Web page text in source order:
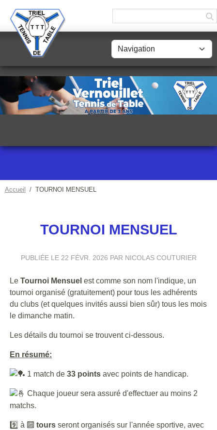
Accueil TOURNOI MENSUEL
TOURNOI MENSUEL
PUBLIÉE LE 22 FÉVR. 2026 PAR NICOLAS COUTURIER
Le Tournoi Mensuel est comme son nom l'indique, un
tournoi organisé (gratuitement) pour tous les adhérents
du clubs (et quelques invités aussi bien sûr) tous les mois
le dimanche matin.
Les détails du tournoi se trouvent ci-dessous.
En résumé:
1 match de 33 points avec points de handicap.
Chaque joueur sera assuré d'effectuer au moins 2
matchs.
9️⃣ à 🔟 tours seront organisés sur l'année sportive, avec